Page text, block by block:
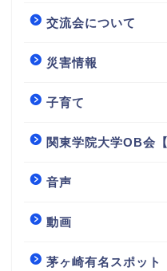
交流会について
災害情報
子育て
関東学院大学OB会
音声
動画
茅ヶ崎有名スポット